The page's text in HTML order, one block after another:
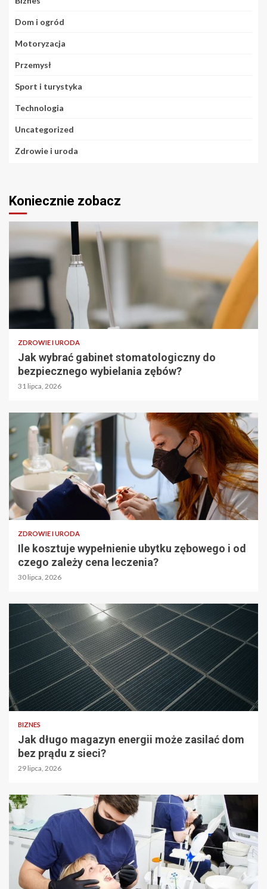
Dom i ogród
Motoryzacja
Przemysł
Sport i turystyka
Technologia
Uncategorized
Zdrowie i uroda
Koniecznie zobacz
ZDROWIE I URODA
Jak wybrać gabinet stomatologiczny do
bezpiecznego wybielania zębów?
31 lipca, 2026
ZDROWIE I URODA
Ile kosztuje wypełnienie ubytku zębowego i od
czego zależy cena leczenia?
30 lipca, 2026
BIZNES
Jak długo magazyn energii może zasilać dom
bez prądu z sieci?
29 lipca, 2026